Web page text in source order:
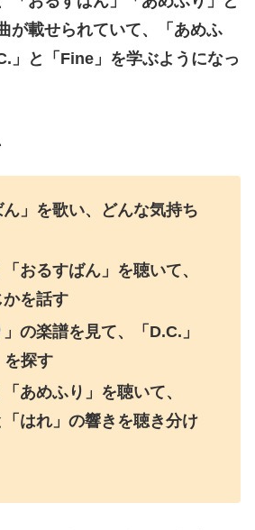
が載せられていて、「あめふ
」と「Fine」を学ぶようになっ
ん」を歌い、どんな気持ち
おるすばん」を聴いて、
かを話す
」の楽譜を見て、「D.C.」
を探す
あめふり」を聴いて、
「はれ」の響きを聴き分け